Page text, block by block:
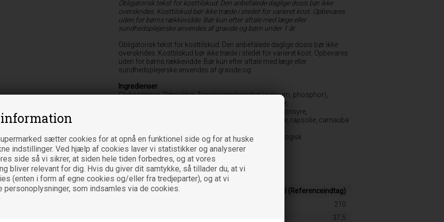
information
sætter cookies for at opnå en funktionel side og for at huske
indstillinger. Ved hjælp af cookies laver vi statistikker og analyserer
side så vi sikrer, at siden hele tiden forbedres, og at vores
bliver relevant for dig. Hvis du giver dit samtykke, så tillader du, at vi
(enten i form af egne cookies og/eller fra tredjeparter), og at vi
personoplysninger, som indsamles via de cookies.
Obligatorisk tekst for kosttilskud: Den anbefalede daglige dosis bør ikke
overskrides. Kosttilskud bør ikke træde i stedet for varieret kost. Opbevares
uden for børns rækkevidde. Bør kun efter aftale med læge eller
sundhedsplejerske anvendes af gravide og børn under 1 år.
Obligatorisk tekst for kosttilskud: Den anbefalede daglige dosis bør ikke
overskrides. Kosttilskud bør ikke træde i stedet for varieret kost. Opbevares
uden for børns rækkevidde. Bør kun efter aftale med læge eller
sundhedsplejerske anvendes af gravide og
Ingredienser
Glukosesirup, Rørsukker, Tricalciumphosphat (calcium, phosphor),
Bindemiddel (vand, pektin), Naturlige aromaer (jordbær,
appelsin/gurkemeje), Surhedsregulerende middel (citronsyre,
natriumcitrat), Overfladebehandlingsmidler (kokos olie, rapsolie, carnauba
Er der angivet en * ved en ingrediens, er den 100% økologisk
Daglig dosis
Børn fra 3 år:3 stk. daglig
Indhold
% RI (Referenceindtag)
210
37,5